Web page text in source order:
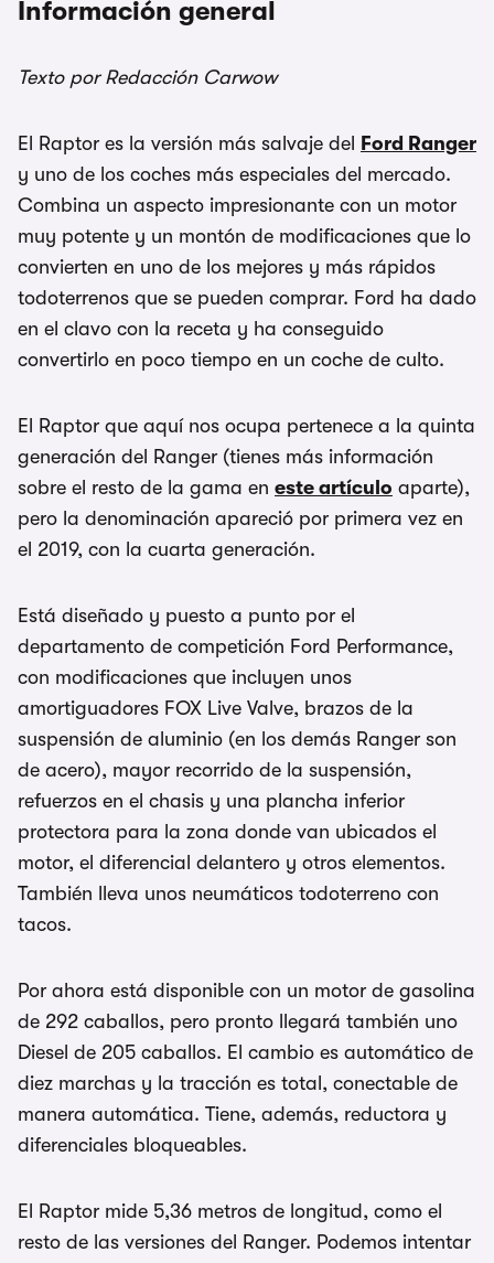
Información general
Texto por Redacción Carwow
El Raptor es la versión más salvaje del
Ford Ranger
y uno de los coches más especiales del mercado.
Combina un aspecto impresionante con un motor
muy potente y un montón de modificaciones que lo
convierten en uno de los mejores y más rápidos
todoterrenos que se pueden comprar. Ford ha dado
en el clavo con la receta y ha conseguido
convertirlo en poco tiempo en un coche de culto.
El Raptor que aquí nos ocupa pertenece a la quinta
generación del Ranger (tienes más información
sobre el resto de la gama en este artículo aparte),
pero la denominación apareció por primera vez en
el 2019, con la cuarta generación.
Está diseñado y puesto a punto por el
departamento de competición Ford Performance,
con modificaciones que incluyen unos
amortiguadores FOX Live Valve, brazos de la
suspensión de aluminio (en los demás Ranger son
de acero), mayor recorrido de la suspensión,
refuerzos en el chasis y una plancha inferior
protectora para la zona donde van ubicados el
motor, el diferencial delantero y otros elementos.
También lleva unos neumáticos todoterreno con
tacos.
Por ahora está disponible con un motor de gasolina
de 292 caballos, pero pronto llegará también uno
Diesel de 205 caballos. El cambio es automático de
diez marchas y la tracción es total, conectable de
manera automática. Tiene, además, reductora y
diferenciales bloqueables.
El Raptor mide 5,36 metros de longitud, como el
resto de las versiones del Ranger. Podemos intentar